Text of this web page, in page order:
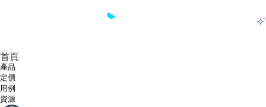
首頁
產品
定價
用例
資源